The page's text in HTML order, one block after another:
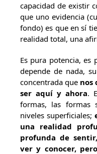
capacidad de existir
que uno evidencia
fondo) es que en sí
realidad total, una
Es pura potencia, es
depende de nada,
concentrada que nos
ser aquí y ahora.
formas, las formas
niveles superficiales;
una realidad
profunda de
ver y conocer,